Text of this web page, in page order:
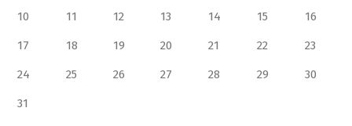
10 11 12 13 14 15 16
17 18 19 20 21 22 23
24 25 26 27 28 29 30
31